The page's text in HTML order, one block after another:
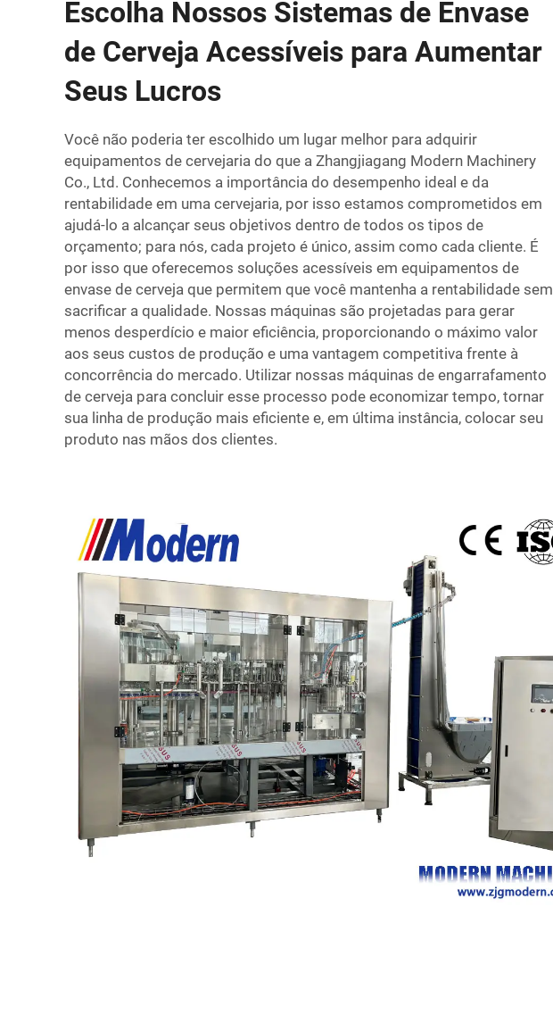
Escolha Nossos Sistemas de Envase
de Cerveja Acessíveis para Aumentar
Seus Lucros
Você não poderia ter escolhido um lugar melhor para adquirir
equipamentos de cervejaria do que a Zhangjiagang Modern Machinery
Co., Ltd. Conhecemos a importância do desempenho ideal e da
rentabilidade em uma cervejaria, por isso estamos comprometidos em
ajudá-lo a alcançar seus objetivos dentro de todos os tipos de
orçamento; para nós, cada projeto é único, assim como cada cliente. É
por isso que oferecemos soluções acessíveis em equipamentos de
envase de cerveja que permitem que você mantenha a rentabilidade sem
sacrificar a qualidade. Nossas máquinas são projetadas para gerar
menos desperdício e maior eficiência, proporcionando o máximo valor
aos seus custos de produção e uma vantagem competitiva frente à
concorrência do mercado. Utilizar nossas máquinas de engarrafamento
de cerveja para concluir esse processo pode economizar tempo, tornar
sua linha de produção mais eficiente e, em última instância, colocar seu
produto nas mãos dos clientes.